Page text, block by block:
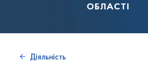
області
Діяльність